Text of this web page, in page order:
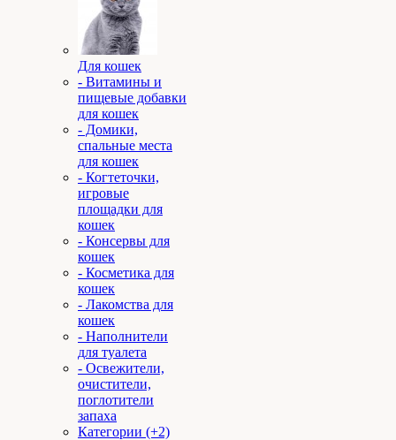
Для кошек
- Витамины и
пищевые добавки
для кошек
- Домики,
спальные места
для кошек
- Когтеточки,
игровые
площадки для
кошек
- Консервы для
кошек
- Косметика для
кошек
- Лакомства для
кошек
- Наполнители
для туалета
- Освежители,
очистители,
поглотители
запаха
Категории (+2)